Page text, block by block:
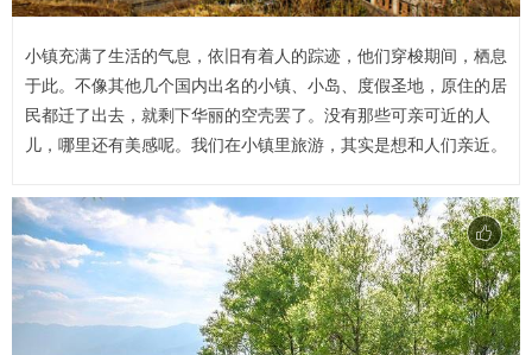
小镇充满了生活的气息，依旧有着人的踪迹，他们穿梭期间，栖息
于此。不像其他几个国内出名的小镇、小岛、度假圣地，原住的居
民都迁了出去，就剩下华丽的空壳罢了。没有那些可亲可近的人
儿，哪里还有美感呢。我们在小镇里旅游，其实是想和人们亲近。